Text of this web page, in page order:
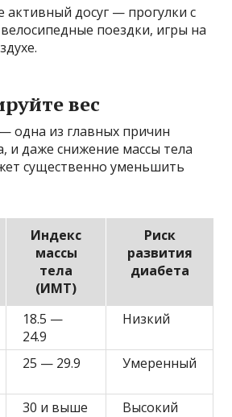
активный досуг — прогулки с
поездки, игры на
вес
одна из главных причин
и даже снижение массы тела
существенно уменьшить
Индекс
массы
тела
(ИМТ)
Риск
развития
диабета
18.5 —
24.9
Низкий
25 — 29.9 Умеренный
30 и выше
Высокий